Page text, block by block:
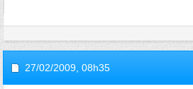
27/02/2009, 08h35